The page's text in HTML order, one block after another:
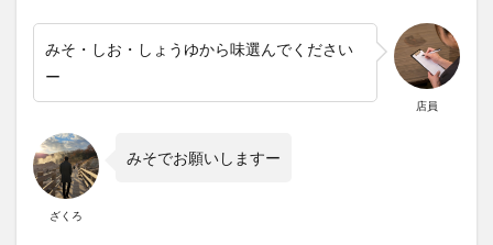
店員
みそ・しお・しょうゆから味選んでください
ー
ざくろ
みそでお願いしますー